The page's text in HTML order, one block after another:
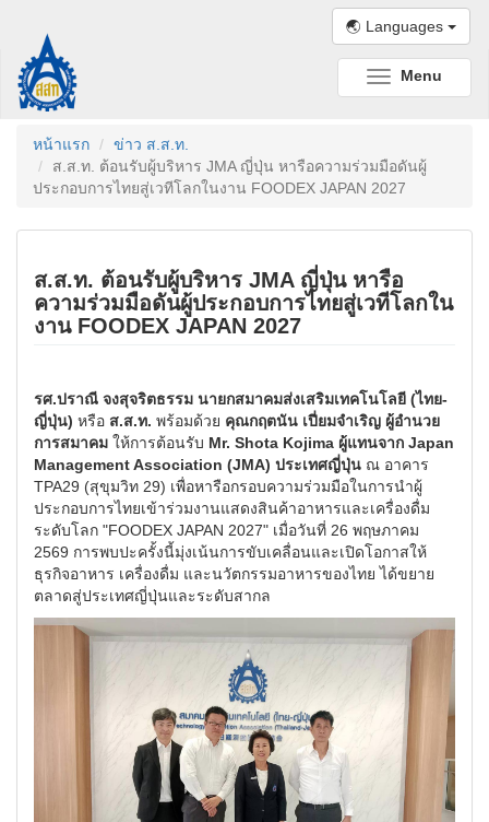
🌏 Languages
Toggle
navigation
Menu
หน้าแรก
ข่าว ส.ส.ท.
ส.ส.ท. ต้อนรับผู้บริหาร JMA ญี่ปุ่น หารือความร่วมมือดันผู้
ประกอบการไทยสู่เวทีโลกในงาน FOODEX JAPAN 2027
ส.ส.ท. ต้อนรับผู้บริหาร JMA ญี่ปุ่น หารือ
ความร่วมมือดันผู้ประกอบการไทยสู่เวทีโลกใน
งาน FOODEX JAPAN 2027
รศ.ปราณี จงสุจริตธรรม นายกสมาคมส่งเสริมเทคโนโลยี (ไทย-
ญี่ปุ่น) หรือ ส.ส.ท. พร้อมด้วย คุณกฤตนัน เปี่ยมจำเริญ ผู้อำนวย
การสมาคม ให้การต้อนรับ Mr. Shota Kojima ผู้แทนจาก Japan
Management Association (JMA) ประเทศญี่ปุ่น ณ อาคาร
TPA29 (สุขุมวิท 29) เพื่อหารือกรอบความร่วมมือในการนำผู้
ประกอบการไทยเข้าร่วมงานแสดงสินค้าอาหารและเครื่องดื่ม
ระดับโลก "FOODEX JAPAN 2027" เมื่อวันที่ 26 พฤษภาคม
2569 การพบปะครั้งนี้มุ่งเน้นการขับเคลื่อนและเปิดโอกาสให้
ธุรกิจอาหาร เครื่องดื่ม และนวัตกรรมอาหารของไทย ได้ขยาย
ตลาดสู่ประเทศญี่ปุ่นและระดับสากล